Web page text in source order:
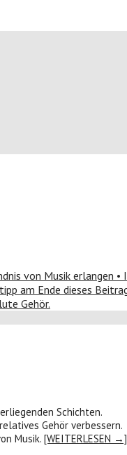
Schichten.
Gehör verbessern.
Musik. [WEITERLESEN →]